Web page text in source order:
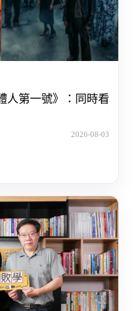
人第一號》：同時看
2026-08-03